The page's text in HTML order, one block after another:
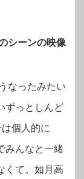
シーンの映像
なったみたい
ずっとしんど
個人的に
みんなと一緒
くて。如月高